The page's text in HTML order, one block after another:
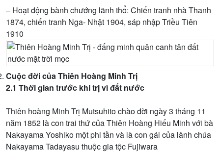
– Hoạt động bành chướng lãnh thổ: Chiến tranh nhà Thanh
1874, chiến tranh Nga- Nhật 1904, sáp nhập Triều Tiên
1910
Cuộc đời của Thiên Hoàng Minh Trị
2.1 Thời gian trước khi trị vì đất nước
Thiên hoàng Minh Trị Mutsuhito chào đời ngày 3 tháng 11
năm 1852 là con trai thứ của Thiên Hoàng Hiếu Minh với bà
Nakayama Yoshiko một phi tần và là con gái của lãnh chúa
Nakayama Tadayasu thuộc gia tộc Fujiwara